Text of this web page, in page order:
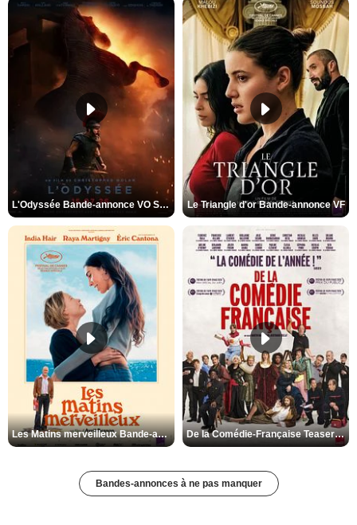
L'Odyssée Bande-annonce VO STFR Le Triangle d'or Bande-annonce VF
Les Matins merveilleux Bande-annonce VF De la Comédie-Française Teaser VF
Bandes-annonces à ne pas manquer